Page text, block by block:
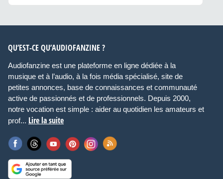
QU’EST-CE QU’AUDIOFANZINE ?
Audiofanzine est une plateforme en ligne dédiée à la
musique et à l’audio, à la fois média spécialisé, site de
petites annonces, base de connaissances et communauté
active de passionnés et de professionnels. Depuis 2000,
notre vocation est simple : aider au quotidien les amateurs et
prof... Lire la suite